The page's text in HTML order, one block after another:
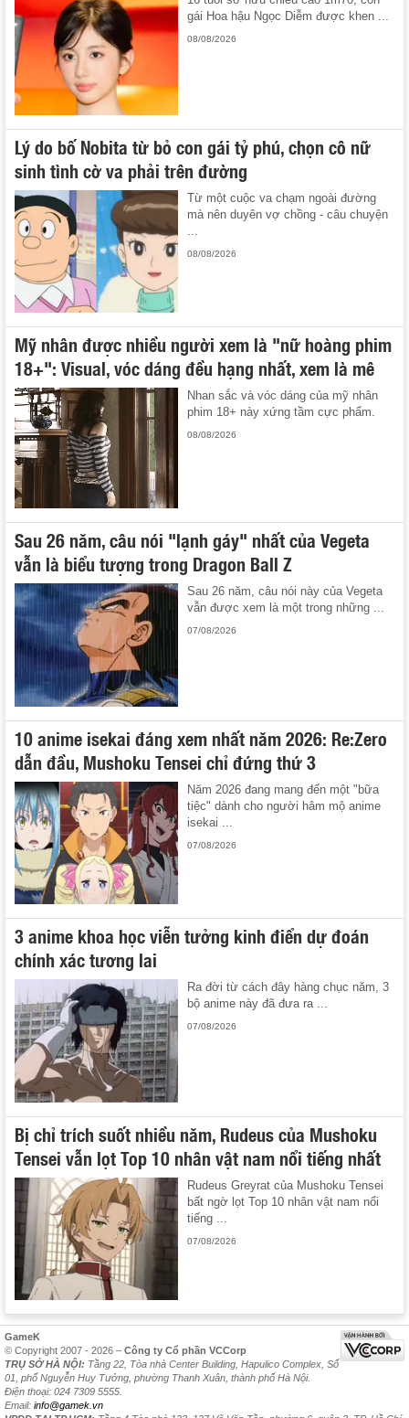
gái Hoa hậu Ngọc Diễm được khen ...
08/08/2026
Lý do bố Nobita từ bỏ con gái tỷ phú, chọn cô nữ
sinh tình cờ va phải trên đường
Từ một cuộc va chạm ngoài đường
mà nên duyên vợ chồng - câu chuyện
08/08/2026
Mỹ nhân được nhiều người xem là "nữ hoàng phim
18+": Visual, vóc dáng đều hạng nhất, xem là mê
Nhan sắc và vóc dáng của mỹ nhân
phim 18+ này xứng tầm cực phẩm.
08/08/2026
Sau 26 năm, câu nói "lạnh gáy" nhất của Vegeta
vẫn là biểu tượng trong Dragon Ball Z
Sau 26 năm, câu nói này của Vegeta
vẫn được xem là một trong những ...
07/08/2026
10 anime isekai đáng xem nhất năm 2026: Re:Zero
dẫn đầu, Mushoku Tensei chỉ đứng thứ 3
Năm 2026 đang mang đến một "bữa
tiệc" dành cho người hâm mộ anime
isekai ...
07/08/2026
3 anime khoa học viễn tưởng kinh điển dự đoán
chính xác tương lai
Ra đời từ cách đây hàng chục năm, 3
bộ anime này đã đưa ra ...
07/08/2026
Bị chỉ trích suốt nhiều năm, Rudeus của Mushoku
Tensei vẫn lọt Top 10 nhân vật nam nổi tiếng nhất
Rudeus Greyrat của Mushoku Tensei
bất ngờ lọt Top 10 nhân vật nam nổi
tiếng ...
07/08/2026
GameK
© Copyright 2007 - 2026 – Công ty Cổ phần VCCorp
TRỤ SỞ HÀ NỘI: Tầng 22, Tòa nhà Center Building, Hapulico Complex, Số
01, phố Nguyễn Huy Tưởng, phường Thanh Xuân, thành phố Hà Nội.
Điện thoại: 024 7309 5555.
Email: info@gamek.vn